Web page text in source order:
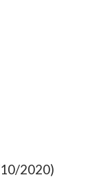
2020)